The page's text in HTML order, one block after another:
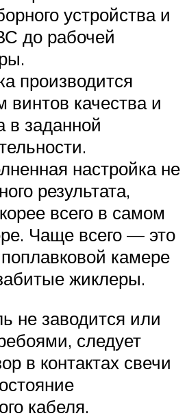
устройства и
до рабочей
производится
качества и
в заданной
настройка не
результата,
всего в самом
Чаще всего — это
камере
жиклеры.
не заводится или
следует
в контактах свечи
кабеля.